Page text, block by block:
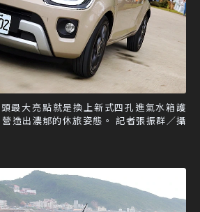
最大亮點就是換上新式四孔進氣水箱護
造出濃郁的休旅姿態。 記者張振群／攝